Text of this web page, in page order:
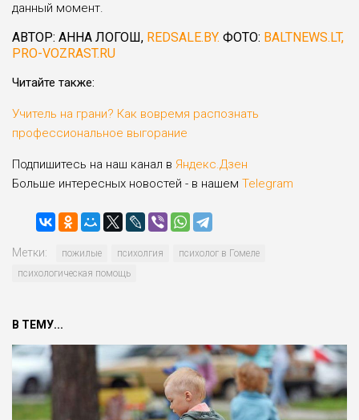
данный момент.
АВТОР: АННА ЛОГОШ, REDSALE.BY. ФОТО: BALTNEWS.LT,
PRO-VOZRAST.RU
Читайте также:
Учитель на грани? Как вовремя распознать
профессиональное выгорание
Подпишитесь на наш канал в Яндекс.Дзен
Больше интересных новостей - в нашем Telegram
Метки: пожилые психолгия
психолог в Гомеле
психологическая помощь
В ТЕМУ...